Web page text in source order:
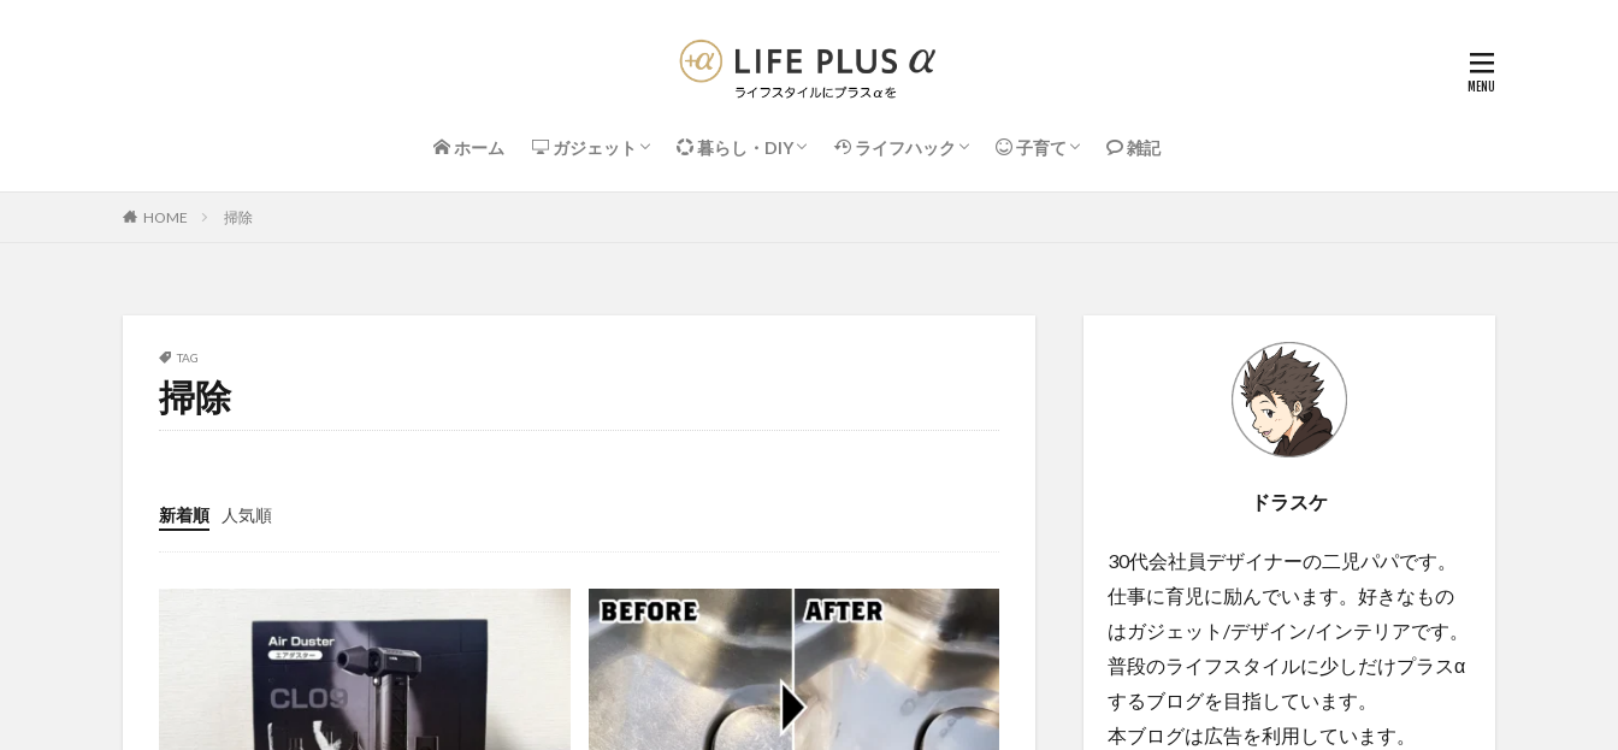
ホーム ガジェット
Apple関連
PC周辺機器
デスク・便利アイテム
暮らし・DIY
DIY・メンテナンス
収納・掃除
インテリア・家具
暮らしの＋α術
ライフハック
ネット・IT活用術
マネー・サブスク
健康・セルフケア
子育て
子供の収納・道具
知育・おもちゃ
雑記
HOME 掃除
TAG
掃除
新着順 人気順
ドラスケ
30代会社員デザイナーの二児パパです。
仕事に育児に励んでいます。好きなもの
はガジェット/デザイン/インテリアです。
普段のライフスタイルに少しだけプラスα
するブログを目指しています。
本ブログは広告を利用しています。